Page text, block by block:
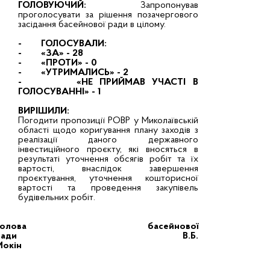
ГОЛОВУЮЧИЙ: Запропонував
проголосувати за рішення позачергового
засідання басейнової ради в цілому.
- ГОЛОСУВАЛИ:
- «ЗА» - 28
- «ПРОТИ» - 0
- «УТРИМАЛИСЬ» - 2
- «НЕ ПРИЙМАВ УЧАСТІ В
ГОЛОСУВАННІ» - 1
ВИРІШИЛИ:
Погодити пропозиції РОВР у Миколаївській
області щодо коригування плану заходів з
реалізації даного державного
інвестиційного проєкту, які вносяться в
результаті уточнення обсягів робіт та їх
вартості, внаслідок завершення
проєктування, уточнення кошторисної
вартості та проведення закупівель
будівельних робіт.
басейнової
В.Б.